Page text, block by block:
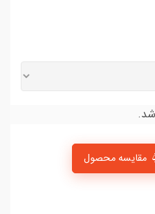
مقایسه محصول